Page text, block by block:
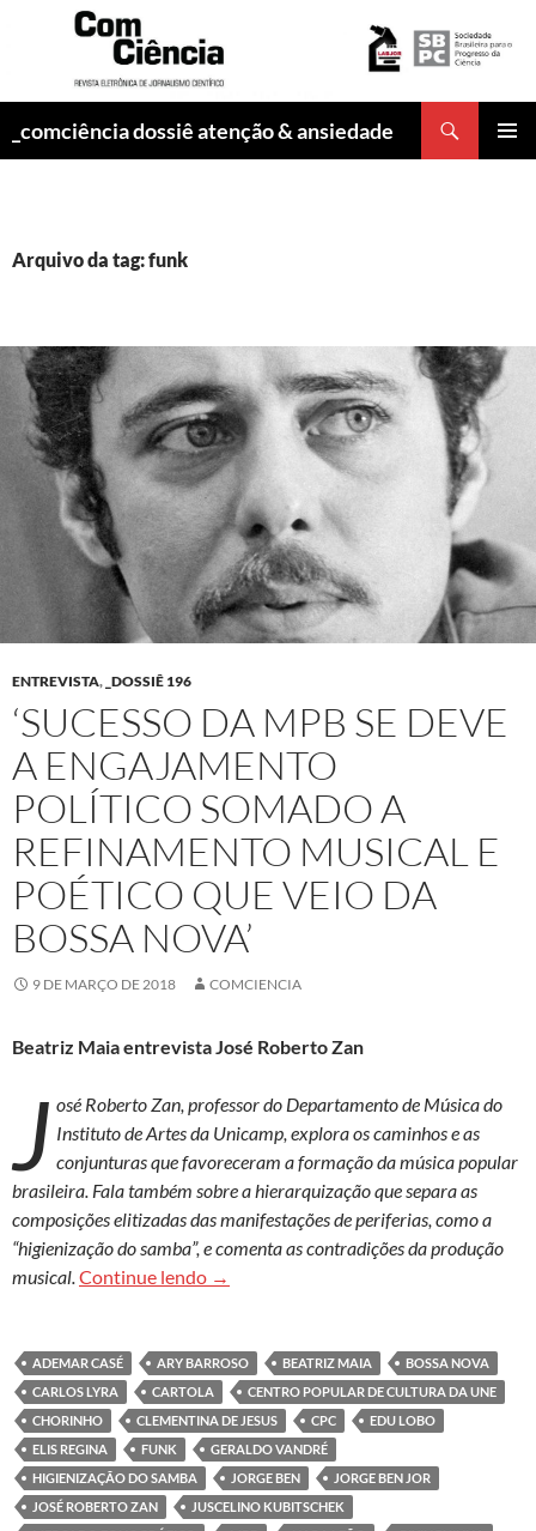
_comciência dossiê atenção & ansiedade
Arquivo da tag: funk
ENTREVISTA, _DOSSIÊ 196
‘SUCESSO DA MPB SE DEVE
A ENGAJAMENTO
POLÍTICO SOMADO A
REFINAMENTO MUSICAL E
POÉTICO QUE VEIO DA
BOSSA NOVA’
9 DE MARÇO DE 2018 COMCIENCIA
Beatriz Maia entrevista José Roberto Zan
J osé Roberto Zan, professor do Departamento de Música do
Instituto de Artes da Unicamp, explora os caminhos e as
conjunturas que favoreceram a formação da música popular
brasileira. Fala também sobre a hierarquização que separa as
composições elitizadas das manifestações de periferias, como a
“higienização do samba”, e comenta as contradições da produção
musical.Continue lendo ‘Sucesso da MPB se deve a
→
ADEMAR CASÉ ARY BARROSO BEATRIZ MAIA
BOSSA NOVA
CARLOS LYRA
CARTOLA
CENTRO POPULAR DE CULTURA DA UNE
CHORINHO
CLEMENTINA DE JESUS CPC
EDU LOBO
ELIS REGINA
FUNK
GERALDO VANDRÉ
HIGIENIZAÇÃO DO SAMBA
JORGE BEN
JORGE BEN JOR
JOSÉ ROBERTO ZAN
JUSCELINO KUBITSCHEK